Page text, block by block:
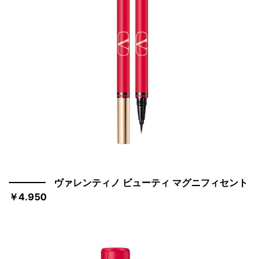
ヴァレンティノ ビューティ マグニフィセント
￥4.950